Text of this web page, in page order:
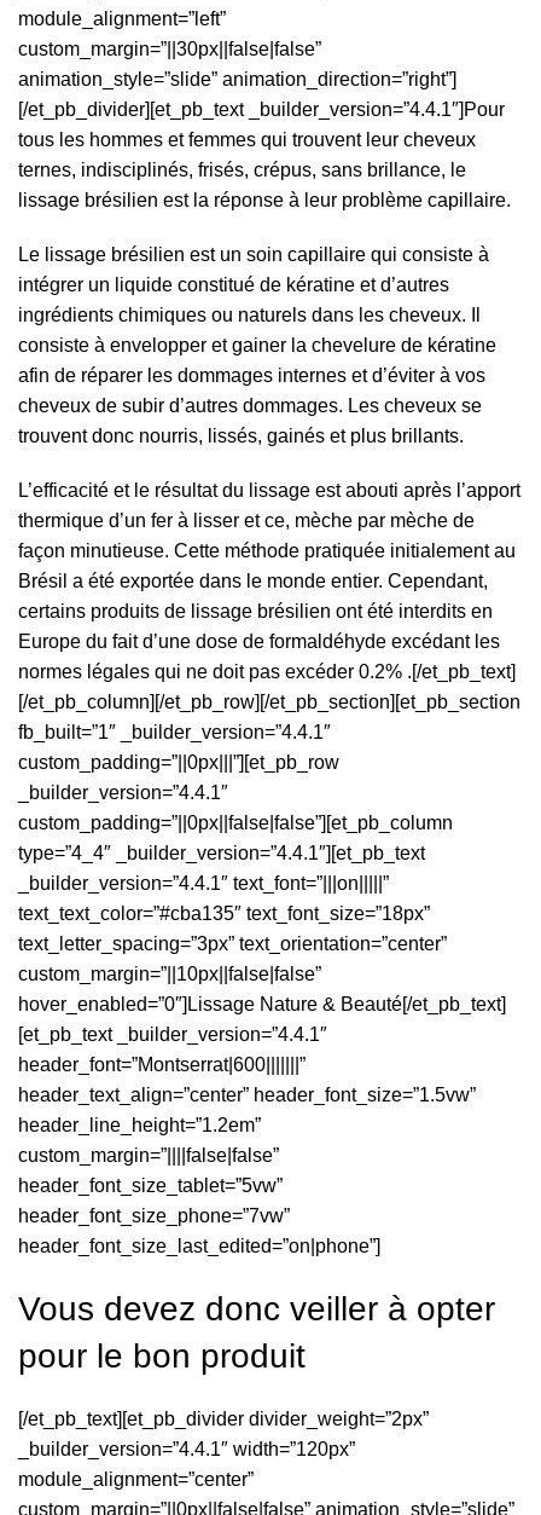
module_alignment=”left”
custom_margin=”||30px||false|false”
animation_style=”slide” animation_direction=”right”]
[/et_pb_divider][et_pb_text _builder_version=”4.4.1″]Pour
tous les hommes et femmes qui trouvent leur cheveux
ternes, indisciplinés, frisés, crépus, sans brillance, le
lissage brésilien est la réponse à leur problème capillaire.
Le lissage brésilien est un soin capillaire qui consiste à
intégrer un liquide constitué de kératine et d’autres
ingrédients chimiques ou naturels dans les cheveux. Il
consiste à envelopper et gainer la chevelure de kératine
afin de réparer les dommages internes et d’éviter à vos
cheveux de subir d’autres dommages. Les cheveux se
trouvent donc nourris, lissés, gainés et plus brillants.
L’efficacité et le résultat du lissage est abouti après l’apport
thermique d’un fer à lisser et ce, mèche par mèche de
façon minutieuse. Cette méthode pratiquée initialement au
Brésil a été exportée dans le monde entier. Cependant,
certains produits de lissage brésilien ont été interdits en
Europe du fait d’une dose de formaldéhyde excédant les
normes légales qui ne doit pas excéder 0.2% .[/et_pb_text]
[/et_pb_column][/et_pb_row][/et_pb_section][et_pb_section
fb_built=”1″ _builder_version=”4.4.1″
custom_padding=”||0px|||”][et_pb_row
_builder_version=”4.4.1″
custom_padding=”||0px||false|false”][et_pb_column
type=”4_4″ _builder_version=”4.4.1″][et_pb_text
_builder_version=”4.4.1″ text_font=”|||on|||||”
text_text_color=”#cba135″ text_font_size=”18px”
text_letter_spacing=”3px” text_orientation=”center”
custom_margin=”||10px||false|false”
hover_enabled=”0″]Lissage Nature & Beauté[/et_pb_text]
[et_pb_text _builder_version=”4.4.1″
header_font=”Montserrat|600|||||||”
header_text_align=”center” header_font_size=”1.5vw”
header_line_height=”1.2em”
custom_margin=”||||false|false”
header_font_size_tablet=”5vw”
header_font_size_phone=”7vw”
header_font_size_last_edited=”on|phone”]
Vous devez donc veiller à opter
pour le bon produit
[/et_pb_text][et_pb_divider divider_weight=”2px”
_builder_version=”4.4.1″ width=”120px”
module_alignment=”center”
custom_margin=”||0px||false|false” animation_style=”slide”